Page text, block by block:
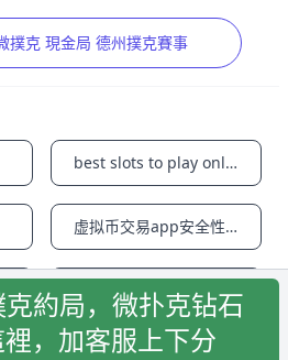
撲克 現金局 德州撲克賽事
best slots to play online for real money
虚拟币交易app安全性能分析站 - 欧亿技术
doubledown casino promo codes
Facebook
Instagram
Twitter
約局，微扑克钻石
，加客服上下分